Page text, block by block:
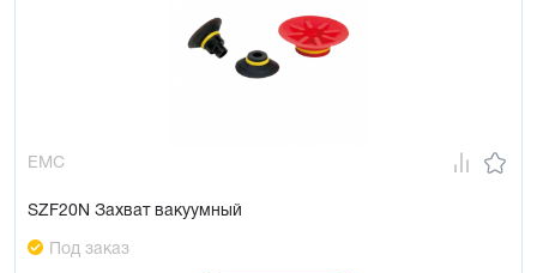
EMC
SZF20N Захват вакуумный
Под заказ